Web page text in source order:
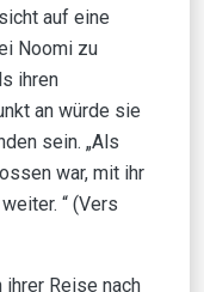
auf eine
Noomi zu
ihren
an würde sie
sein. „Als
war, mit ihr
“ (Vers
Reise nach